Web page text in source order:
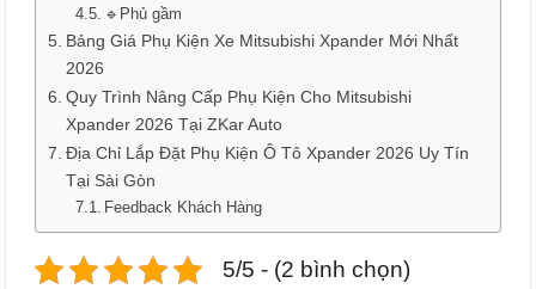
🔹Phủ gầm
Bảng Giá Phụ Kiện Xe Mitsubishi Xpander Mới Nhất
2026
Quy Trình Nâng Cấp Phụ Kiện Cho Mitsubishi
Xpander 2026 Tại ZKar Auto
Địa Chỉ Lắp Đặt Phụ Kiện Ô Tô Xpander 2026 Uy Tín
Tại Sài Gòn
Feedback Khách Hàng
5/5 - (2 bình chọn)